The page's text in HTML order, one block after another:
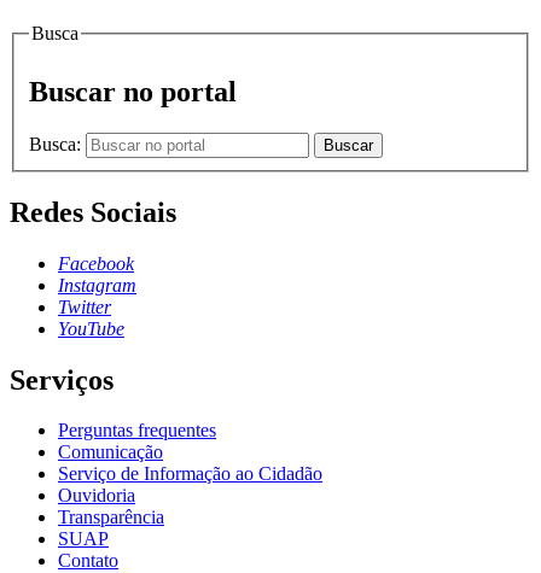
Busca
Buscar no portal
Busca: Buscar
Redes Sociais
Facebook
Instagram
Twitter
YouTube
Serviços
Perguntas frequentes
Comunicação
Serviço de Informação ao Cidadão
Ouvidoria
Transparência
SUAP
Contato